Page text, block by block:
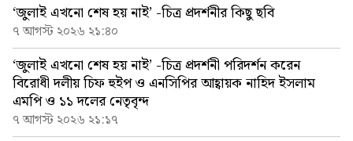
‘জুলাই এখনো শেষ হয় নাই’ -চিত্র প্রদর্শনীর কিছু ছবি
৭ আগস্ট ২০২৬ ২১:৪০
‘জুলাই এখনো শেষ হয় নাই’ -চিত্র প্রদর্শনী পরিদর্শন করেন
বিরোধী দলীয় চিফ হুইপ ও এনসিপির আহ্বায়ক নাহিদ ইসলাম
এমপি ও ১১ দলের নেতৃবৃন্দ
৭ আগস্ট ২০২৬ ২১:১৭